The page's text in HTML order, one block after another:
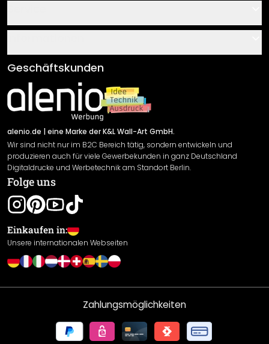
Über uns
Klebe- und Montageanleitungen
Newsletter An-/Abmeldung
Sendungsverfolgung
AGB
Impressum
Versand & Zahlung
Rücksendung
Widerrufsrecht
Datenschutzerklärung
Gewährleistung
Leistungserklärung / CE-Zeichen
Cookie Einstellungen
Geschäftskunden
alenio.de | eine Marke der K&L Wall-Art GmbH.
Wir sind nicht nur im B2C Bereich tätig, sondern entwickeln und
produzieren auch für viele Gewerbekunden in ganz Deutschland
Digitaldrucke und Werbetechnik am Standort Berlin.
Folge uns
Einkaufen in:
Unsere internationalen Webseiten
Zahlungsmöglichkeiten